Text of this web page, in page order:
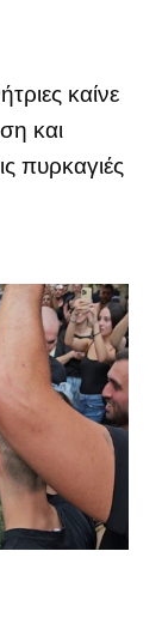
καίνε
και
πυρκαγιές